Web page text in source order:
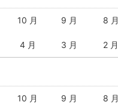
10 月 9 月 8 月
4 月 3 月 2 月
10 月 9 月 8 月